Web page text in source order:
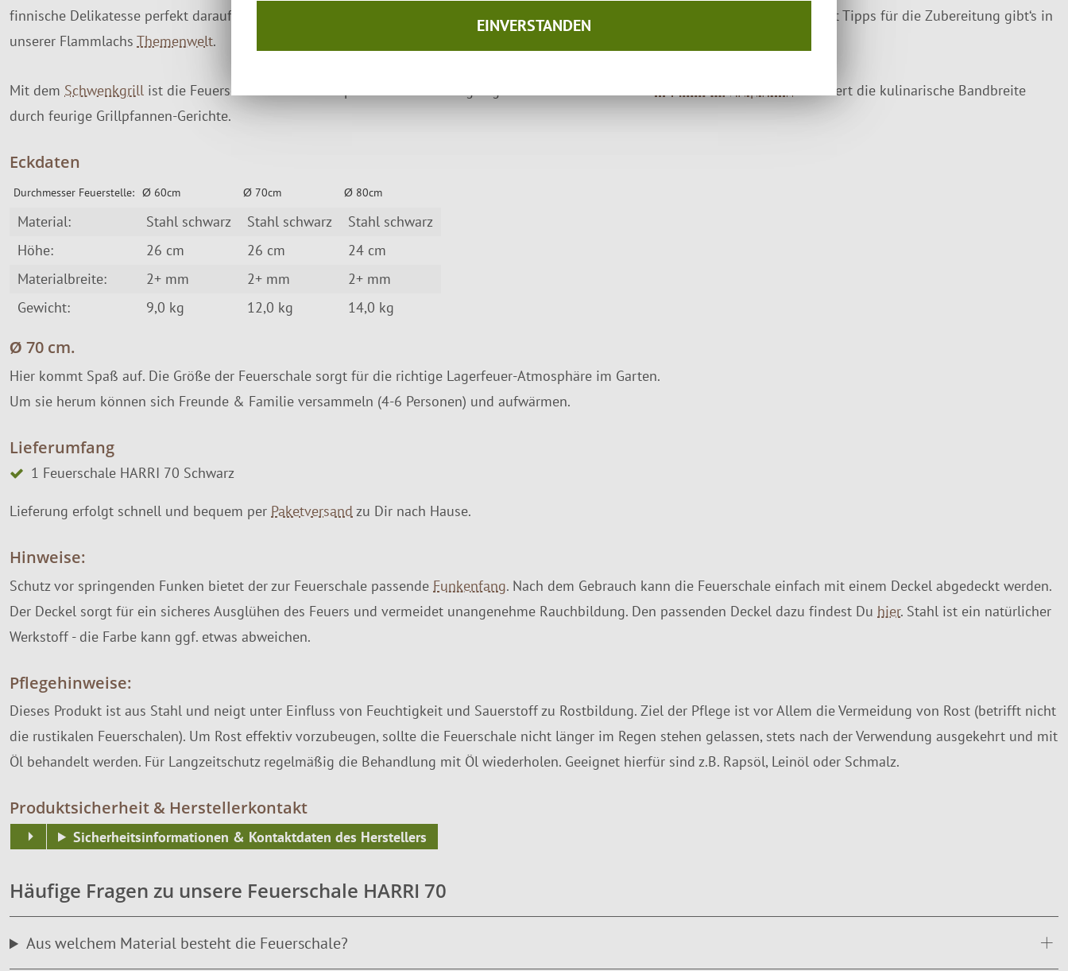
finnische Delikatesse perfekt darauf zubereiten. Infos zu den Finnwerk Flammlachsbrettern - und das passende Flammlachs Rezept mit Tipps für die Zubereitung gibt‘s in
unserer Flammlachs Themenwelt.
Mit dem Schwenkgrill ist die Feuerschale HARRI auch perfekt
erweitert die kulinarische Bandbreite
durch feurige Grillpfannen-Gerichte.
Eckdaten
Durchmesser Feuerstelle: Ø 60cm Ø 70cm Ø 80cm
Material: Stahl schwarz Stahl schwarz
Stahl schwarz
Höhe:
26 cm 26 cm
24 cm
Materialbreite:
2+ mm 2+ mm
2+ mm
Gewicht:
9,0 kg 12,0 kg 14,0 kg
Ø 70 cm.
Hier kommt Spaß auf. Die Größe der Feuerschale sorgt für die richtige Lagerfeuer-Atmosphäre im Garten.
Um sie herum können sich Freunde & Familie versammeln (4-6 Personen) und aufwärmen.
Lieferumfang
1 Feuerschale HARRI 70 Schwarz
Lieferung erfolgt schnell und bequem per Paketversand zu Dir nach Hause.
Hinweise:
Schutz vor springenden Funken bietet der zur Feuerschale passende Funkenfang. Nach dem Gebrauch kann die Feuerschale einfach mit einem Deckel abgedeckt werden.
Der Deckel sorgt für ein sicheres Ausglühen des Feuers und vermeidet unangenehme Rauchbildung. Den passenden Deckel dazu findest Du hier. Stahl ist ein natürlicher
Werkstoff - die Farbe kann ggf. etwas abweichen.
Pflegehinweise:
Dieses Produkt ist aus Stahl und neigt unter Einfluss von Feuchtigkeit und Sauerstoff zu Rostbildung. Ziel der Pflege ist vor Allem die Vermeidung von Rost (betrifft nicht
die rustikalen Feuerschalen). Um Rost effektiv vorzubeugen, sollte die Feuerschale nicht länger im Regen stehen gelassen, stets nach der Verwendung ausgekehrt und mit
Öl behandelt werden. Für Langzeitschutz regelmäßig die Behandlung mit Öl wiederholen. Geeignet hierfür sind z.B. Rapsöl, Leinöl oder Schmalz.
Produktsicherheit & Herstellerkontakt
Sicherheitsinformationen & Kontaktdaten des Herstellers
Häufige Fragen zu unsere Feuerschale HARRI 70
Aus welchem Material besteht die Feuerschale?
EINVERSTANDEN